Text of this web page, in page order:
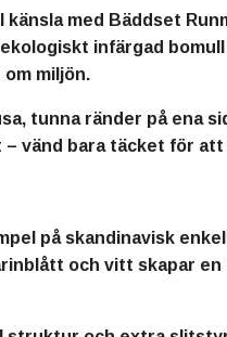
med Bäddset
infärgad bomull
miljön.
tunna ränder på ena
vänd bara täcket för
påskandinavisk
och vitt skapar en